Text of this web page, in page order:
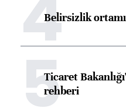
4Belirsizlik
5
Ticaret
rehberi